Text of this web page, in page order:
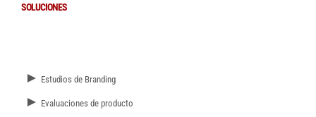
SOLUCIONES
► Estudios de Branding
► Evaluaciones de producto